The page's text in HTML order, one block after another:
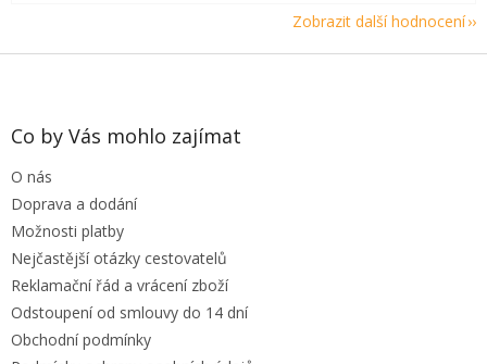
Zobrazit další hodnocení
Z
Co by Vás mohlo zajímat
O nás
Doprava a dodání
Možnosti platby
Nejčastější otázky cestovatelů
Reklamační řád a vrácení zboží
Odstoupení od smlouvy do 14 dní
Obchodní podmínky